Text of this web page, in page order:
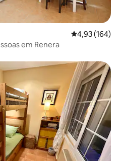
4,93 de uma
4,93 (164)
em Renera